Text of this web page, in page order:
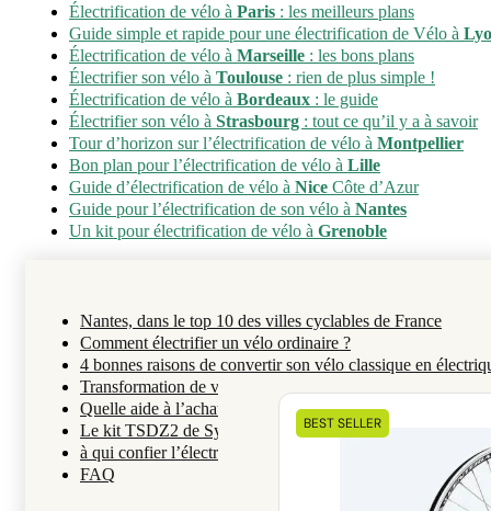
Nos kits
éléctriques
BEST SELLER
Électrification de vélo à Paris : les meilleurs plans
Guide simple et rapide pour une électrification de Vélo à
Électrification de vélo à Marseille : les bons plans
Électrifier son vélo à Toulouse : rien de plus simple !
Électrification de vélo à Bordeaux : le guide
Électrifier son vélo à Strasbourg : tout ce qu’il y a à savoir
Tour d’horizon sur l’électrification de vélo à Montpellier
Bon plan pour l’électrification de vélo à Lille
Guide d’électrification de vélo à Nice Côte d’Azur
Guide pour l’électrification de son vélo à Nantes
Un kit pour électrification de vélo à Grenoble
Nantes, dans le top 10 des villes cyclables de France
Comment électrifier un vélo ordinaire ?
4 bonnes raisons de convertir son vélo classique en
Transformation de vélo traditionnel en VAE : que dit la loi
Quelle aide à l’achat d’un kit d’électrification à Nantes ?
Le kit TSDZ2 de Syklo pour circuler dans la ville de
à qui confier l’électrification de votre vélo à Nantes ?
FAQ